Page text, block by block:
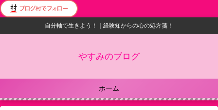
自分軸で生きよう！｜経験知からの心の処方箋！
やすみのブログ
ホーム